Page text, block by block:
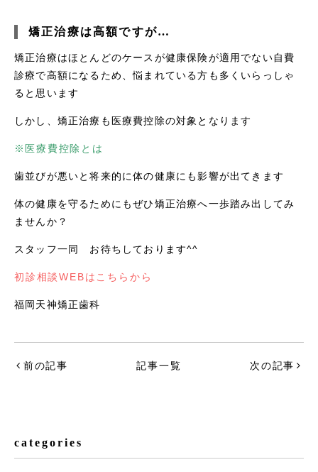
矯正治療は高額ですが…
矯正治療はほとんどのケースが健康保険が適用でない自費
診療で高額になるため、悩まれている方も多くいらっしゃ
ると思います
しかし、矯正治療も医療費控除の対象となります
※ 医療費控除とは
歯並びが悪いと将来的に体の健康にも影響が出てきます
体の健康を守るためにもぜひ矯正治療へ一歩踏み出してみ
ませんか？
スタッフ一同 お待ちしております^^
初診相談WEBはこちらから
福岡天神矯正歯科
前の記事 記事一覧 次の記事
categories